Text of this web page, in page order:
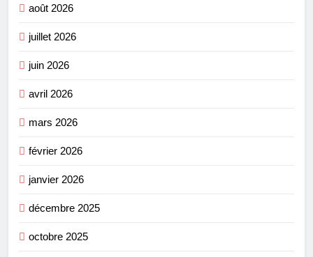
août 2026
juillet 2026
juin 2026
avril 2026
mars 2026
février 2026
janvier 2026
décembre 2025
octobre 2025